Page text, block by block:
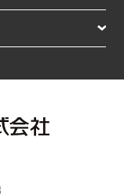
）
ム）